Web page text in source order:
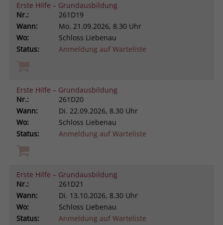
Erste Hilfe – Grundausbildung
Nr.:
261D19
Wann:
Mo. 21.09.2026, 8.30 Uhr
Wo:
Schloss Liebenau
Status:
Anmeldung auf Warteliste
Erste Hilfe – Grundausbildung
Nr.:
261D20
Wann:
Di. 22.09.2026, 8.30 Uhr
Wo:
Schloss Liebenau
Status:
Anmeldung auf Warteliste
Erste Hilfe – Grundausbildung
Nr.:
261D21
Wann:
Di. 13.10.2026, 8.30 Uhr
Wo:
Schloss Liebenau
Status:
Anmeldung auf Warteliste